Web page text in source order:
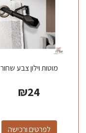
מוטות וילון צבע שחור
₪24
לפרטים ורכישה